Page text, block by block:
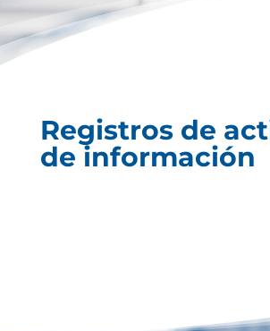
Registros de
de información